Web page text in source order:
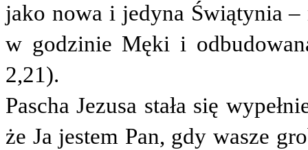
jako nowa i jedyna Świątynia
w godzinie Męki i
2,21).
Pascha Jezusa stała się
że Ja jestem Pan, gdy wasze